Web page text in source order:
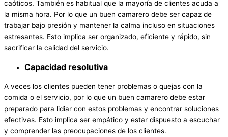
caóticos. También es habitual que la mayoría de clientes acuda a
la misma hora. Por lo que un buen camarero debe ser capaz de
trabajar bajo presión y mantener la calma incluso en situaciones
estresantes. Esto implica ser organizado, eficiente y rápido, sin
sacrificar la calidad del servicio.
Capacidad resolutiva
A veces los clientes pueden tener problemas o quejas con la
comida o el servicio, por lo que un buen camarero debe estar
preparado para lidiar con estos problemas y encontrar soluciones
efectivas. Esto implica ser empático y estar dispuesto a escuchar
y comprender las preocupaciones de los clientes.